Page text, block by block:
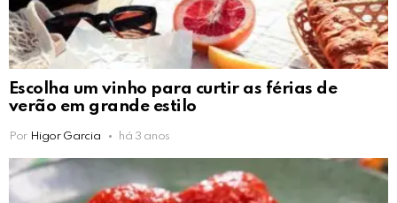
Escolha um vinho para curtir as férias de
verão em grande estilo
Por Higor Garcia há 3 anos